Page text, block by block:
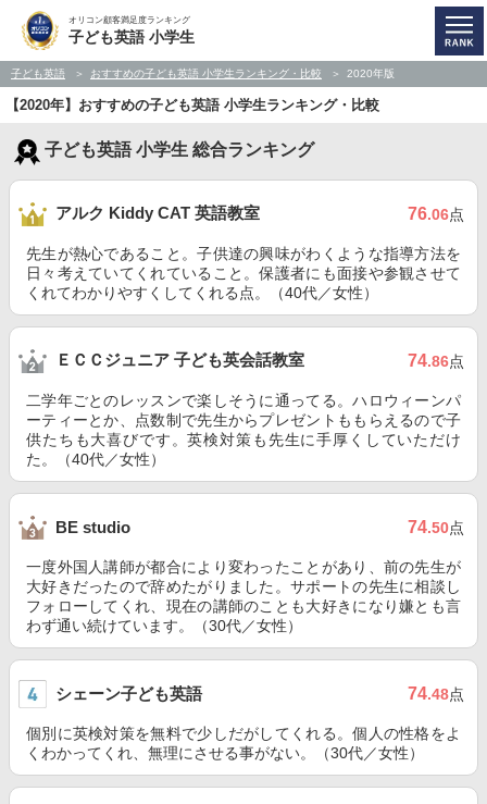
オリコン顧客満足度ランキング
子ども英語 小学生
子ども英語 おすすめの子ども英語 小学生ランキング・比較 2020年版
【2020年】おすすめの子ども英語 小学生ランキング・比較
子ども英語 小学生 総合ランキング
アルク Kiddy CAT 英語教室 76.06点
先生が熱心であること。子供達の興味がわくような指導方法を
日々考えていてくれていること。保護者にも面接や参観させて
くれてわかりやすくしてくれる点。（40代／女性）
ＥＣＣジュニア 子ども英会話教室 74.86点
二学年ごとのレッスンで楽しそうに通ってる。ハロウィーンパ
ーティーとか、点数制で先生からプレゼントももらえるので子
供たちも大喜びです。英検対策も先生に手厚くしていただけ
た。（40代／女性）
BE studio 74.50点
一度外国人講師が都合により変わったことがあり、前の先生が
大好きだったので辞めたがりました。サポートの先生に相談し
フォローしてくれ、現在の講師のことも大好きになり嫌とも言
わず通い続けています。（30代／女性）
シェーン子ども英語 74.48点
個別に英検対策を無料で少しだがしてくれる。個人の性格をよ
くわかってくれ、無理にさせる事がない。（30代／女性）